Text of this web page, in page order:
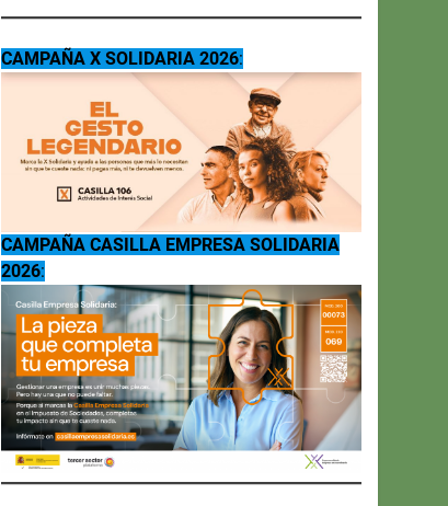
CAMPAÑA X SOLIDARIA 2026:
CAMPAÑA CASILLA EMPRESA SOLIDARIA
2026: